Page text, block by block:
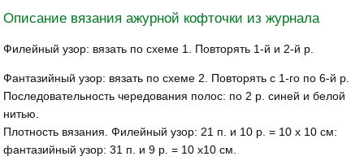
Описание вязания ажурной кофточки из журнала
Филейный узор: вязать по схеме 1. Повторять 1-й и 2-й р.
Фантазийный узор: вязать по схеме 2. Повторять с 1-го по 6-й р.
Последовательность чередования полос: по 2 р. синей и белой
нитью.
Плотность вязания. Филейный узор: 21 п. и 10 р. = 10 х 10 см:
фантазийный узор: 31 п. и 9 р. = 10 x10 см.